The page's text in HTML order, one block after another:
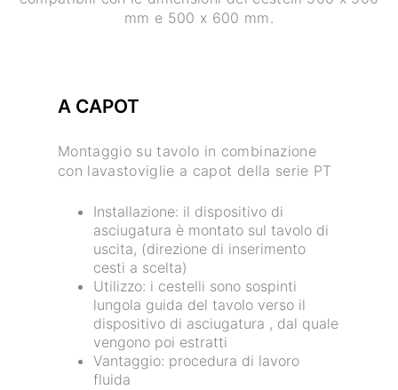
mm e 500 x 600 mm.
A CAPOT
Montaggio su tavolo in combinazione
con lavastoviglie a capot della serie PT
Installazione: il dispositivo di
asciugatura è montato sul tavolo di
uscita, (direzione di inserimento
cesti a scelta)
Utilizzo: i cestelli sono sospinti
lungola guida del tavolo verso il
dispositivo di asciugatura , dal quale
vengono poi estratti
Vantaggio: procedura di lavoro
fluida